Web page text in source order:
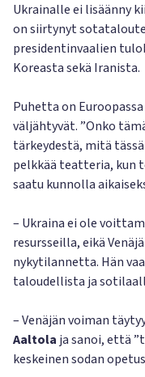
Ukrainalle ei lisäänny
on siirtynyt
presidentinvaalien
Koreasta sekä Iranista.
Puhetta on
väljähtyvät. ”Onko
tärkeydestä, mitä
pelkkää teatteria, kun
saatu kunnolla
– Ukraina ei ole
resursseilla, eikä
nykytilannetta. Hän
taloudellista ja
– Venäjän voiman
Aaltola ja sanoi, että
keskeinen sodan